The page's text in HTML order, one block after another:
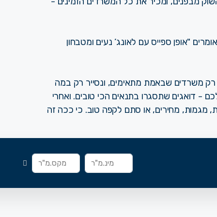
"אופן ספייס עם לאונג’ נעים ומטבחון
רק משרדים שבאמת מתאימים, ונסייר רק במה
- דואגים שתסגרו בתנאים הכי טובים. ואחרי
מגמות, מחירים, או סתם לקפה טוב. כי ככה זה